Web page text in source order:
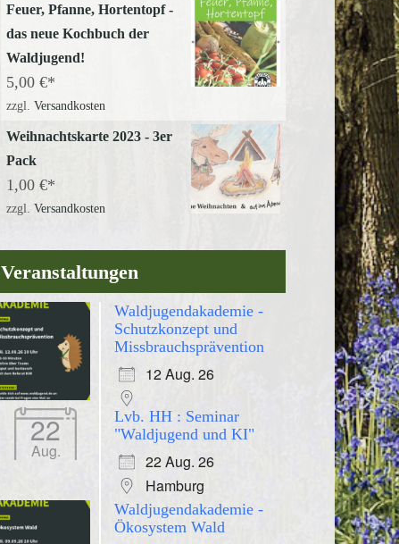
Feuer, Pfanne, Hortentopf -
das neue Kochbuch der
Waldjugend!
5,00 €
zzgl. Versandkosten
Weihnachtskarte 2023 - 3er
Pack
1,00 €
zzgl. Versandkosten
Veranstaltungen
Waldjugendakademie -
Schutzkonzept und
Missbrauchsprävention
12 Aug. 26
22
Aug.
Lvb. HH : Seminar
"Waldjugend und KI"
22 Aug. 26
Hamburg
Waldjugendakademie -
Ökosystem Wald